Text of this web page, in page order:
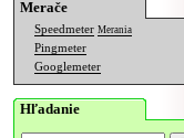
Merače
Speedmeter Merania
Pingmeter
Googlemeter
Hľadanie